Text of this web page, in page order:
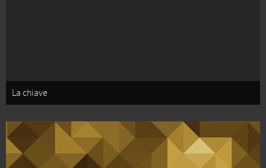
La chiave